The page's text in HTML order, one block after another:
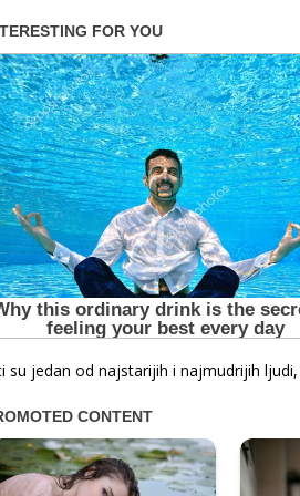
su jedan od najstarijih i najmudrijih